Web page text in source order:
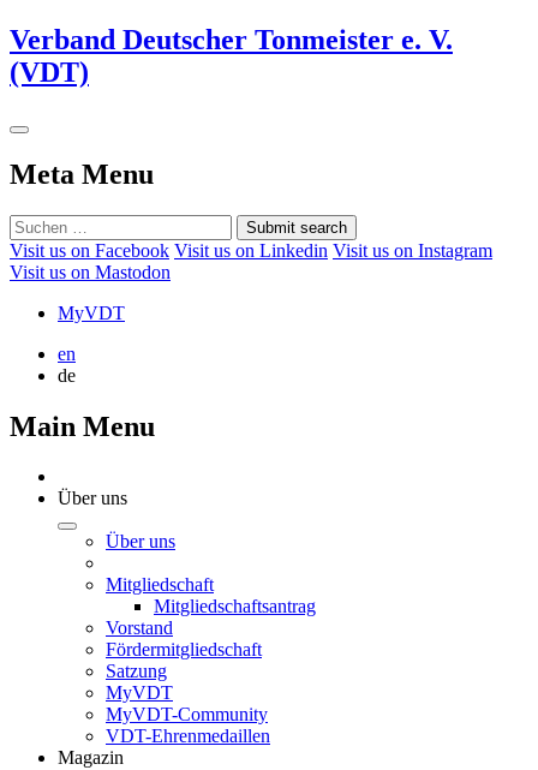
Verband Deutscher Tonmeister e. V.
(VDT)
Meta Menu
Submit search
Visit us on Facebook Visit us on Linkedin Visit us on Instagram
Visit us on Mastodon
MyVDT
en
de
Main Menu
Über uns
Über uns
Mitgliedschaft
Mitgliedschaftsantrag
Vorstand
Fördermitgliedschaft
Satzung
MyVDT
MyVDT-Community
VDT-Ehrenmedaillen
Magazin